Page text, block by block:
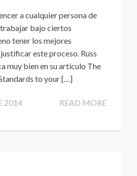
a cualquier persona de
bajo ciertos
tener los mejores
este proceso. Russ
muy bien en su artículo The
to your […]
2014 READ MORE